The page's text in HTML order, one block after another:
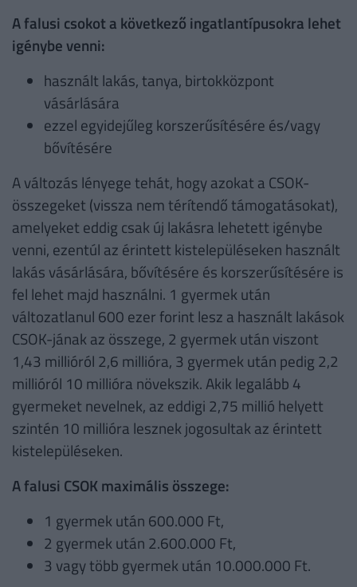
A falusi csokot a következő ingatlantípusokra lehet
igénybe venni:
használt lakás, tanya, birtokközpont
vásárlására
ezzel egyidejűleg korszerűsítésére és/vagy
bővítésére
A változás lényege tehát, hogy azokat a CSOK-
összegeket (vissza nem térítendő támogatásokat),
amelyeket eddig csak új lakásra lehetett igénybe
venni, ezentúl az érintett kistelepüléseken használt
lakás vásárlására, bővítésére és korszerűsítésére is
fel lehet majd használni. 1 gyermek után
változatlanul 600 ezer forint lesz a használt lakások
CSOK-jának az összege, 2 gyermek után viszont
1,43 millióról 2,6 millióra, 3 gyermek után pedig 2,2
millióról 10 millióra növekszik. Akik legalább 4
gyermeket nevelnek, az eddigi 2,75 millió helyett
szintén 10 millióra lesznek jogosultak az érintett
kistelepüléseken.
A falusi CSOK maximális összege:
1 gyermek után 600.000 Ft,
2 gyermek után 2.600.000 Ft,
3 vagy több gyermek után 10.000.000 Ft.